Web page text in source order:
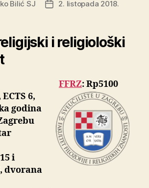
Bilić SJ
Datum
2. listopada 2018.
i religiološki
FFRZ: Rp5100
6,
godina
i
dvorana